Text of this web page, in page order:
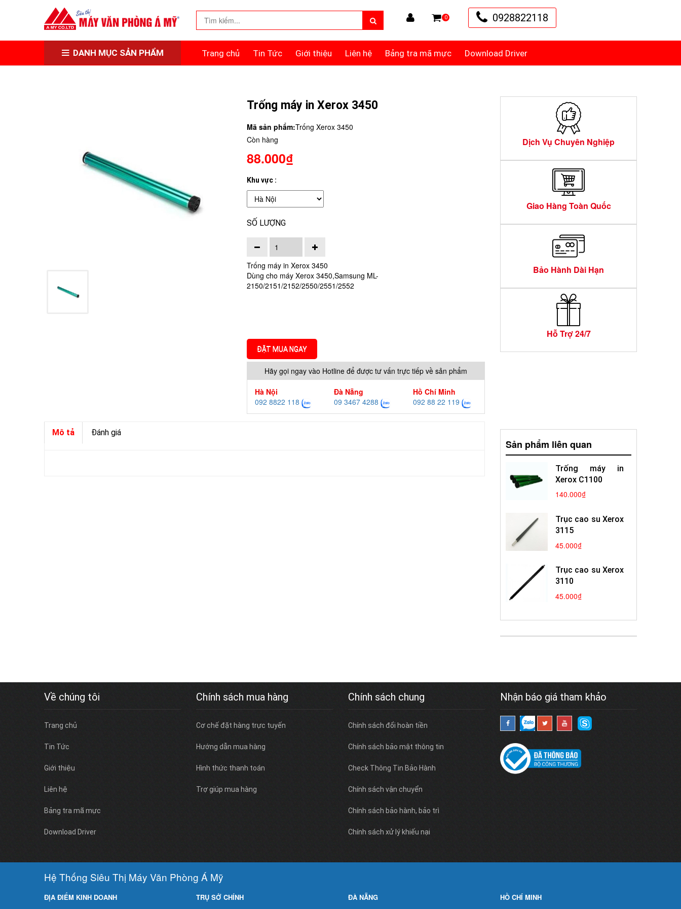
0 0928822118
DANH MỤC SẢN PHẨM Trang chủ Tin Tức Giới thiệu Liên hệ Bảng tra mã mực Download Driver
Trống máy in Xerox 3450
Mã sản phẩm:Trống Xerox 3450
Còn hàng
88.000₫
Khu vực :
SỐ LƯỢNG
Trống máy in Xerox 3450
Dùng cho máy Xerox 3450,Samsung ML-
2150/2151/2152/2550/2551/2552
ĐẶT MUA NGAY
Hãy gọi ngay vào Hotline để được tư vấn trực tiếp về sản phẩm
Hà Nội
092 8822 118
Đà Nẵng
09 3467 4288
Hồ Chí Minh
092 88 22 119
Dịch Vụ Chuyên Nghiệp
Giao Hàng Toàn Quốc
Bảo Hành Dài Hạn
Hỗ Trợ 24/7
Mô tả Đánh giá
Sản phẩm liên quan
Trống máy in
Xerox C1100
140.000₫
Trục cao su Xerox
3115
45.000₫
Trục cao su Xerox
3110
45.000₫
Về chúng tôi
Trang chủ
Tin Tức
Giới thiệu
Liên hệ
Bảng tra mã mực
Download Driver
Chính sách mua hàng
Cơ chế đặt hàng trực tuyến
Hướng dẫn mua hàng
Hình thức thanh toán
Trợ giúp mua hàng
Chính sách chung
Chính sách đổi hoàn tiền
Chính sách bảo mật thông tin
Check Thông Tin Bảo Hành
Chính sách vận chuyển
Chính sách bảo hành, bảo trì
Chính sách xử lý khiếu nại
Nhận báo giá tham khảo
Hệ Thống Siêu Thị Máy Văn Phòng Á Mỹ
ĐỊA ĐIỂM KINH DOANH TRỤ SỞ CHÍNH ĐÀ NẴNG HỒ CHÍ MINH